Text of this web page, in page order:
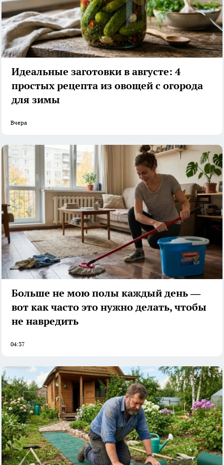
Идеальные заготовки в августе: 4
простых рецепта из овощей с огорода
для зимы
Вчера
Больше не мою полы каждый день —
вот как часто это нужно делать, чтобы
не навредить
04:37